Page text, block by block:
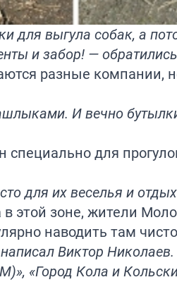
для выгула собак, а
и забор! —
разные компании,
И вечно
специально для
для их веселья и
этой зоне, жители
наводить там
Виктор Николаев.
«Город Кола и